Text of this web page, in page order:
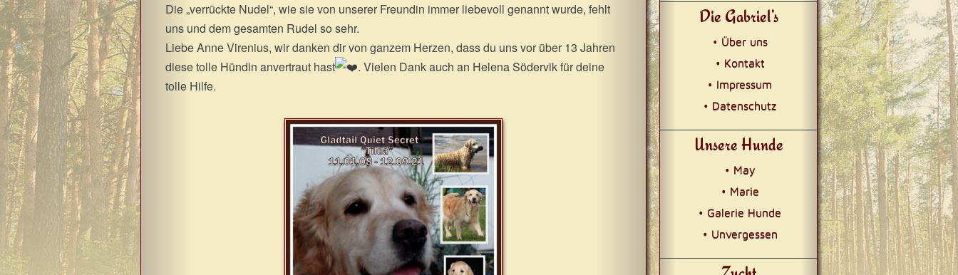
Die „verrückte Nudel“, wie sie von unserer Freundin immer liebevoll genannt wurde, fehlt
uns und dem gesamten Rudel so sehr.
Liebe Anne Virenius, wir danken dir von ganzem Herzen, dass du uns vor über 13 Jahren
diese tolle Hündin anvertraut hast
. Vielen Dank auch an Helena Södervik für deine
tolle Hilfe.
Die Gabriel’s
• Über uns
• Kontakt
• Impressum
• Datenschutz
Unsere Hunde
• May
• Marie
• Galerie Hunde
• Unvergessen